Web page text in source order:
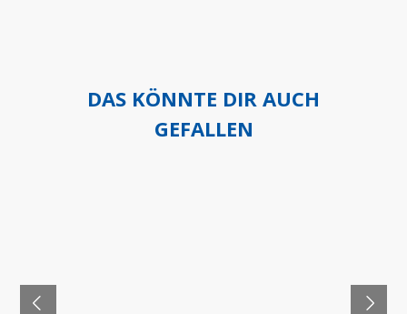
DAS KÖNNTE DIR AUCH
GEFALLEN